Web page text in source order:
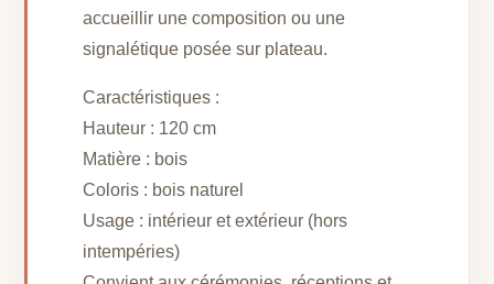
accueillir une composition ou une
signalétique posée sur plateau.
Caractéristiques :
Hauteur : 120 cm
Matière : bois
Coloris : bois naturel
Usage : intérieur et extérieur (hors
intempéries)